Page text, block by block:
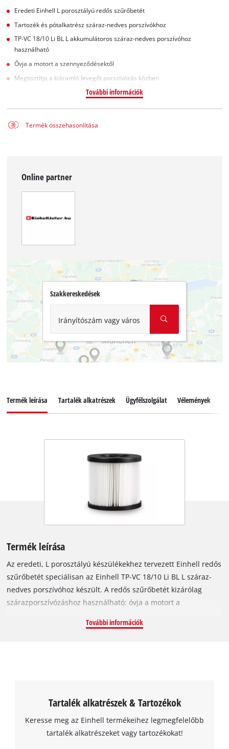
Eredeti Einhell L porosztályú redős szűrőbetét
Tartozék és pótalkatrész száraz-nedves porszívókhoz
TP-VC 18/10 Li BL L akkumulátoros száraz-nedves porszívóhoz
használható
Óvja a motort a szennyeződésektől
Megtisztítja a kiáramló levegőt porszívózás közben
További információk
Termék összehasonlítása
Online partner
Szakkereskedések
Irányítószám vagy város
Termék leírása Tartalék alkatrészek Ügyfélszolgálat Vélemények
Termék leírása
Az eredeti, L porosztályú készülékekhez tervezett Einhell redős
szűrőbetét speciálisan az Einhell TP-VC 18/10 Li BL L száraz-
nedves porszívóhoz készült. A redős szűrőbetét kizárólag
szárazporszívózáshoz használható: óvja a motort a
élettartamát. Mivel a redős szűrőbetét megfelel az Euronorm L
További információk
Tartalék alkatrészek & Tartozékok
Keresse meg az Einhell termékeihez legmegfelelőbb
tartalék alkatrészeket vagy tartozékokat!